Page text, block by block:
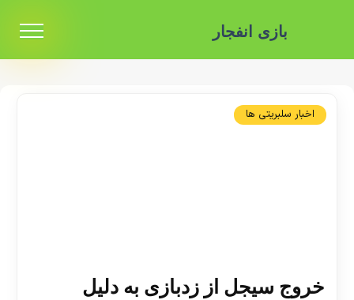
بازی انفجار
اخبار سلبریتی ها
خروج سیجل از زدبازی به دلیل